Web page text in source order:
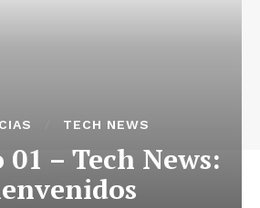
TECH NEWS
– Tech News: